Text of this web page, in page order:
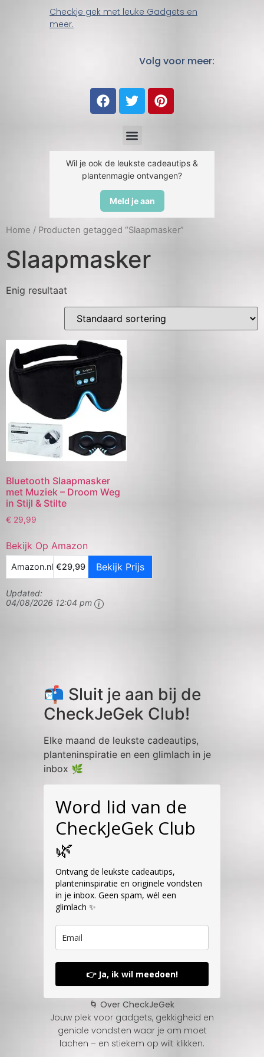
Checkje gek met leuke Gadgets en
meer.
Volg voor meer:
Wil je ook de leukste cadeautips &
plantenmagie ontvangen?
Meld je aan
Home / Producten getagged “Slaapmasker”
Slaapmasker
Enig resultaat
Bluetooth Slaapmasker
met Muziek – Droom Weg
in Stijl & Stilte
€ 29,99
Bekijk Op Amazon
Amazon.nl €29,99 Bekijk Prijs
Updated:
04/08/2026 12:04 pm
📬 Sluit je aan bij de
CheckJeGek Club!
Elke maand de leukste cadeautips,
planteninspiratie en een glimlach in je
inbox 🌿
Word lid van de
CheckJeGek Club
🌿
Ontvang de leukste cadeautips,
planteninspiratie en originele vondsten
in je inbox. Geen spam, wél een
glimlach ✨
👉 Ja, ik wil meedoen!
🌀 Over CheckJeGek
Jouw plek voor gadgets, gekkigheid en
geniale vondsten waar je om moet
lachen – en stiekem op wilt klikken.